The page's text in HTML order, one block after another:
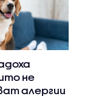
не
алергии